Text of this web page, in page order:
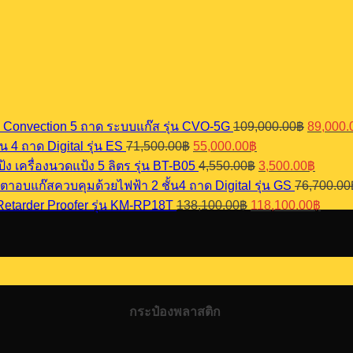
Convection 5 ถาด ระบบแก๊ส รุ่น CVO-5G 109,000.00฿ Original
price
4 ถาด Digital รุ่น ES 71,500.00฿ Original
price
was:
71,500.00฿.
55,000.00฿
price
is:
55,000.00฿.
ง เครื่องนวดแป้ง 5 ลิตร รุ่น BT-B05 4,550.00฿ Original
price
was:
4,550.00฿.
3,500.00฿
price
is:
ตาอบแก๊สควบคุมด้วยไฟฟ้า 2 ชั้น4 ถาด Digital รุ่น GS 76,700.00
Proofer รุ่น KM-RP18T 138,100.00฿ Original
price
118,100.00฿
price
กระป๋องพลาสติก